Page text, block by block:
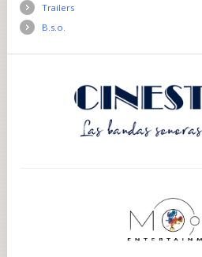
Trailers
B.s.o.